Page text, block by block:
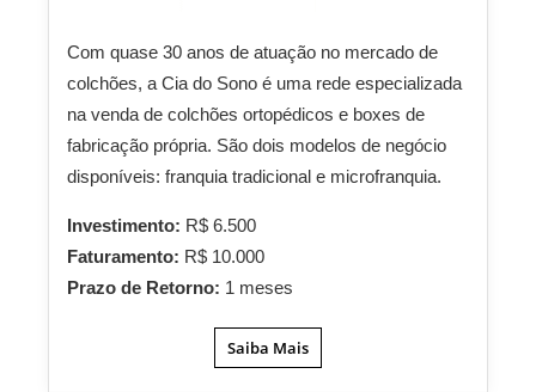
Com quase 30 anos de atuação no mercado de
colchões, a Cia do Sono é uma rede especializada
na venda de colchões ortopédicos e boxes de
fabricação própria. São dois modelos de negócio
disponíveis: franquia tradicional e microfranquia.
Investimento: R$ 6.500
Faturamento: R$ 10.000
Prazo de Retorno: 1 meses
Saiba Mais